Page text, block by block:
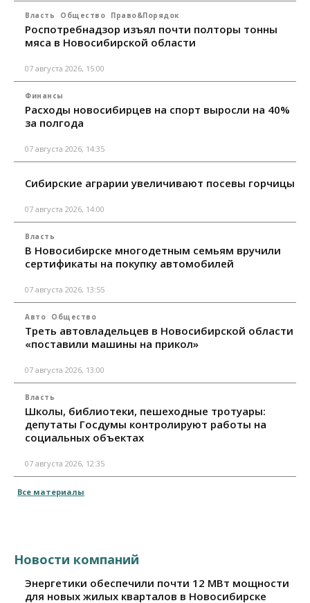
Власть Общество Право&Порядок
Роспотребнадзор изъял почти полторы тонны
мяса в Новосибирской области
07 августа 2026, 15:00
Финансы
Расходы новосибирцев на спорт выросли на 40%
за полгода
07 августа 2026, 14:35
Сибирские аграрии увеличивают посевы горчицы
07 августа 2026, 14:00
Власть
В Новосибирске многодетным семьям вручили
сертификаты на покупку автомобилей
07 августа 2026, 13:55
Авто Общество
Треть автовладельцев в Новосибирской области
«поставили машины на прикол»
07 августа 2026, 13:00
Власть
Школы, библиотеки, пешеходные тротуары:
депутаты Госдумы контролируют работы на
социальных объектах
07 августа 2026, 12:35
Все материалы
Новости компаний
Энергетики обеспечили почти 12 МВт мощности
для новых жилых кварталов в Новосибирске